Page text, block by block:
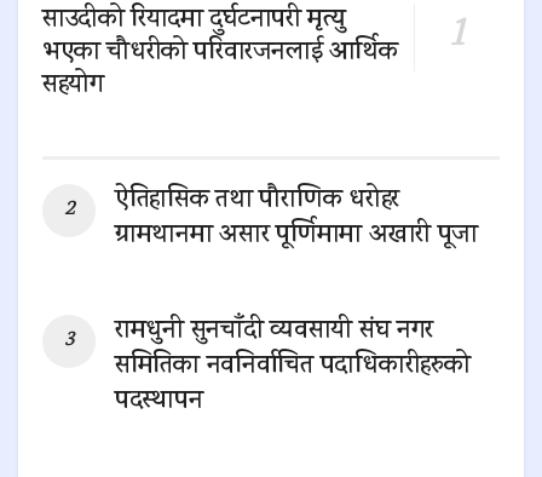
साउदीको रियादमा दुर्घटनापरी मृत्यु
भएका चौधरीको परिवारजनलाई आर्थिक
सहयोग
ऐतिहासिक तथा पौराणिक धरोहर
ग्रामथानमा असार पूर्णिमामा अखारी पूजा
रामधुनी सुनचाँदी व्यवसायी संघ नगर
समितिका नवनिर्वाचित पदाधिकारीहरुको
पदस्थापन